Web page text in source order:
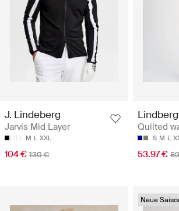
J. Lindeberg
Jarvis Mid Layer
M L XXL
104 € 130 €
Quilted
S M L
53.97 €
Neue